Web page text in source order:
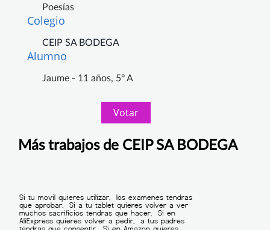
Poesías
Colegio
CEIP SA BODEGA
Alumno
Jaume - 11 años, 5º A
Votar
Más trabajos de CEIP SA BODEGA